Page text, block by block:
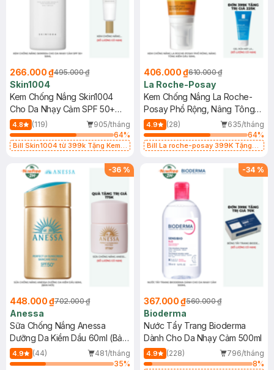
266.000 ₫495.000 ₫
Skin1004
Kem Chống Nắng Skin1004
Cho Da Nhạy Cảm SPF 50+
50ml
4.8 (119)
905/tháng
64%
Bill Skin1004 từ 399k Tặng Kem
SPF 50+ 20ml (SL Có Hạn)
406.000 ₫610.000 ₫
La Roche-Posay
Kem Chống Nắng La Roche-
Posay Phổ Rộng, Nâng Tông
Kiềm Dầu 50ml
4.9 (28)
635/tháng
64%
Bill La roche-posay 399K Tặng
(SL có hạn)
-36 %
448.000 ₫702.000 ₫
Anessa
Sữa Chống Nắng Anessa
Dưỡng Da Kiềm Dầu 60ml (Bản
Mới)
4.9 (44)
481/tháng
35%
-34 %
367.000 ₫560.000 ₫
Bioderma
Nước Tẩy Trang Bioderma
Dành Cho Da Nhạy Cảm 500ml
4.9 (228)
796/tháng
8%